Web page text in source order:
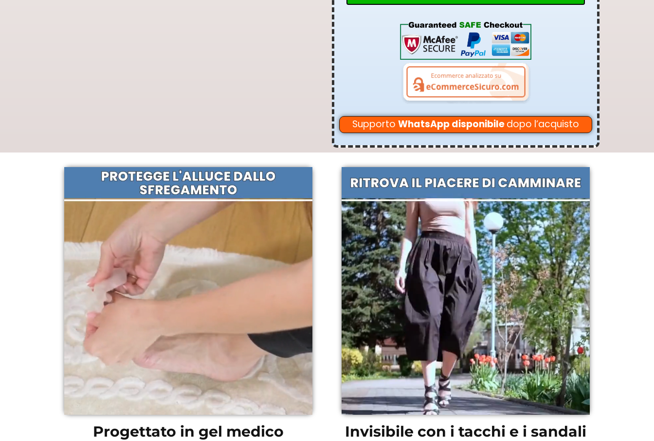
Supporto WhatsApp disponibiledopo l’acquisto
Progettato in gel medico
Invisibile con i tacchi e i sandali